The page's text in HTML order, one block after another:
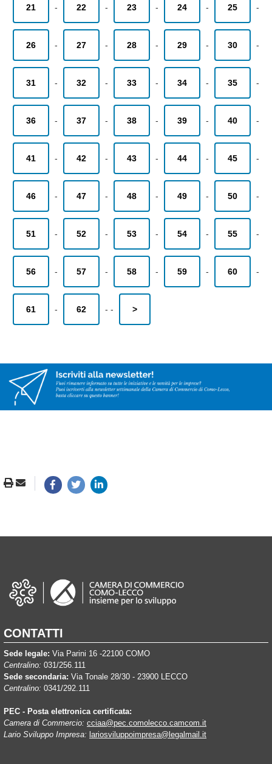
21 - 22 - 23 - 24 - 25 -
26 - 27 - 28 - 29 - 30 -
31 - 32 - 33 - 34 - 35 -
36 - 37 - 38 - 39 - 40 -
41 - 42 - 43 - 44 - 45 -
46 - 47 - 48 - 49 - 50 -
51 - 52 - 53 - 54 - 55 -
56 - 57 - 58 - 59 - 60 -
61 - 62 - - >
CONTATTI
Sede legale: Via Parini 16 -22100 COMO
Centralino: 031/256.111
Sede secondaria: Via Tonale 28/30 - 23900 LECCO
Centralino: 0341/292.111
PEC - Posta elettronica certificata:
Camera di Commercio: cciaa@pec.comolecco.camcom.it
Lario Sviluppo Impresa: lariosviluppoimpresa@legalmail.it